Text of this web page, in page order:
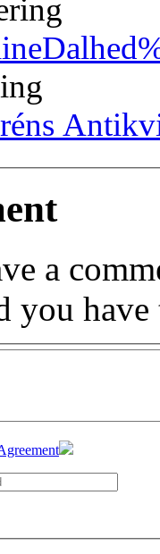
:: Wiréns
a
you have